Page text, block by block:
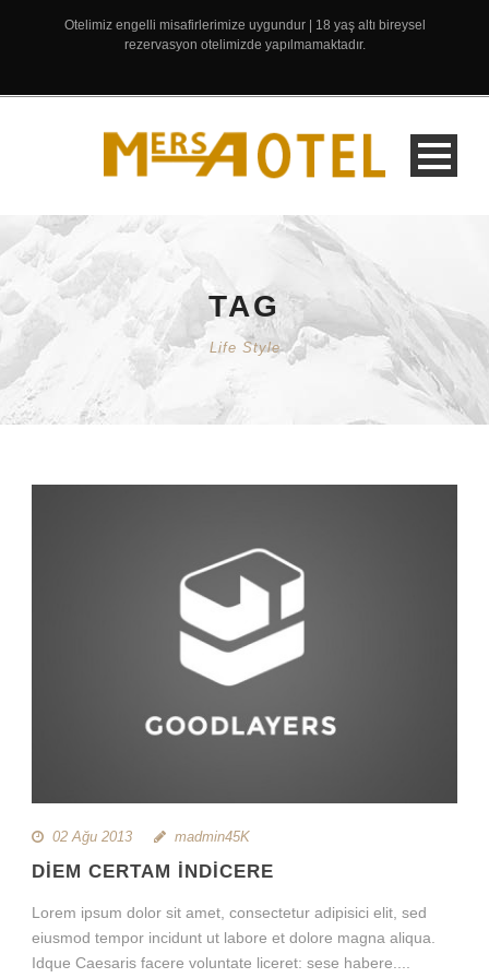
Otelimiz engelli misafirlerimize uygundur | 18 yaş altı bireysel
rezervasyon otelimizde yapılmamaktadır.
TAG
Life Style
02 Ağu 2013 madmin45K
DIEM CERTAM INDICERE
Lorem ipsum dolor sit amet, consectetur adipisici elit, sed
eiusmod tempor incidunt ut labore et dolore magna aliqua.
Idque Caesaris facere voluntate liceret: sese habere....